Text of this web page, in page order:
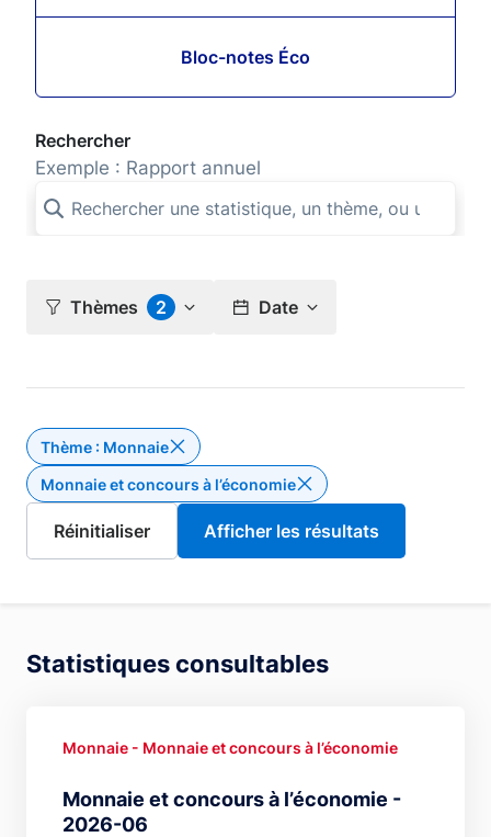
Bloc-notes Éco
Rechercher
Exemple : Rapport annuel
Thèmes 2 Date
Thème : MonnaieSupprimer le filtre Thème : Monnaie
Monnaie et concours à l’économie
Statistiques consultables
Monnaie et concours à l’économie -
2026-06
Monnaie - Monnaie et concours à l’économie